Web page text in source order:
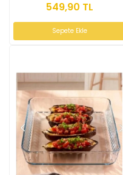
549,90 TL
Sepete Ekle